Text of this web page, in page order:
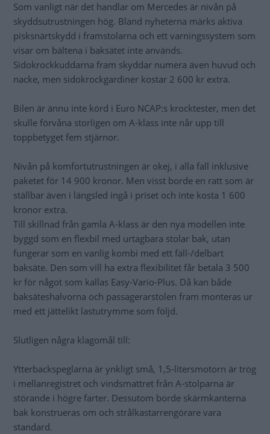
Som vanligt när det handlar om Mercedes är nivån på
skyddsutrustningen hög. Bland nyheterna märks aktiva
pisksnärtskydd i framstolarna och ett varningssystem som
visar om bältena i baksätet inte används.
Sidokrockkuddarna fram skyddar numera även huvud och
nacke, men sidokrockgardiner kostar 2 600 kr extra.
Bilen är ännu inte körd i Euro NCAP:s krocktester, men det
skulle förvåna storligen om A-klass inte når upp till
toppbetyget fem stjärnor.
Nivån på komfortutrustningen är okej, i alla fall inklusive
paketet för 14 900 kronor. Men visst borde en ratt som är
ställbar även i längsled ingå i priset och inte kosta 1 600
kronor extra.
Till skillnad från gamla A-klass är den nya modellen inte
byggd som en flexbil med urtagbara stolar bak, utan
fungerar som en vanlig kombi med ett fäll-/delbart
baksäte. Den som vill ha extra flexibilitet får betala 3 500
kr för något som kallas Easy-Vario-Plus. Då kan både
baksäteshalvorna och passagerarstolen fram monteras ur
med ett jättelikt lastutrymme som följd.
Slutligen några klagomål till:
Ytterbackspeglarna är ynkligt små, 1,5-litersmotorn är trög
i mellanregistret och vindsmattret från A-stolparna är
störande i högre farter. Dessutom borde skärmkanterna
bak konstrueras om och strålkastarrengörare vara
standard.